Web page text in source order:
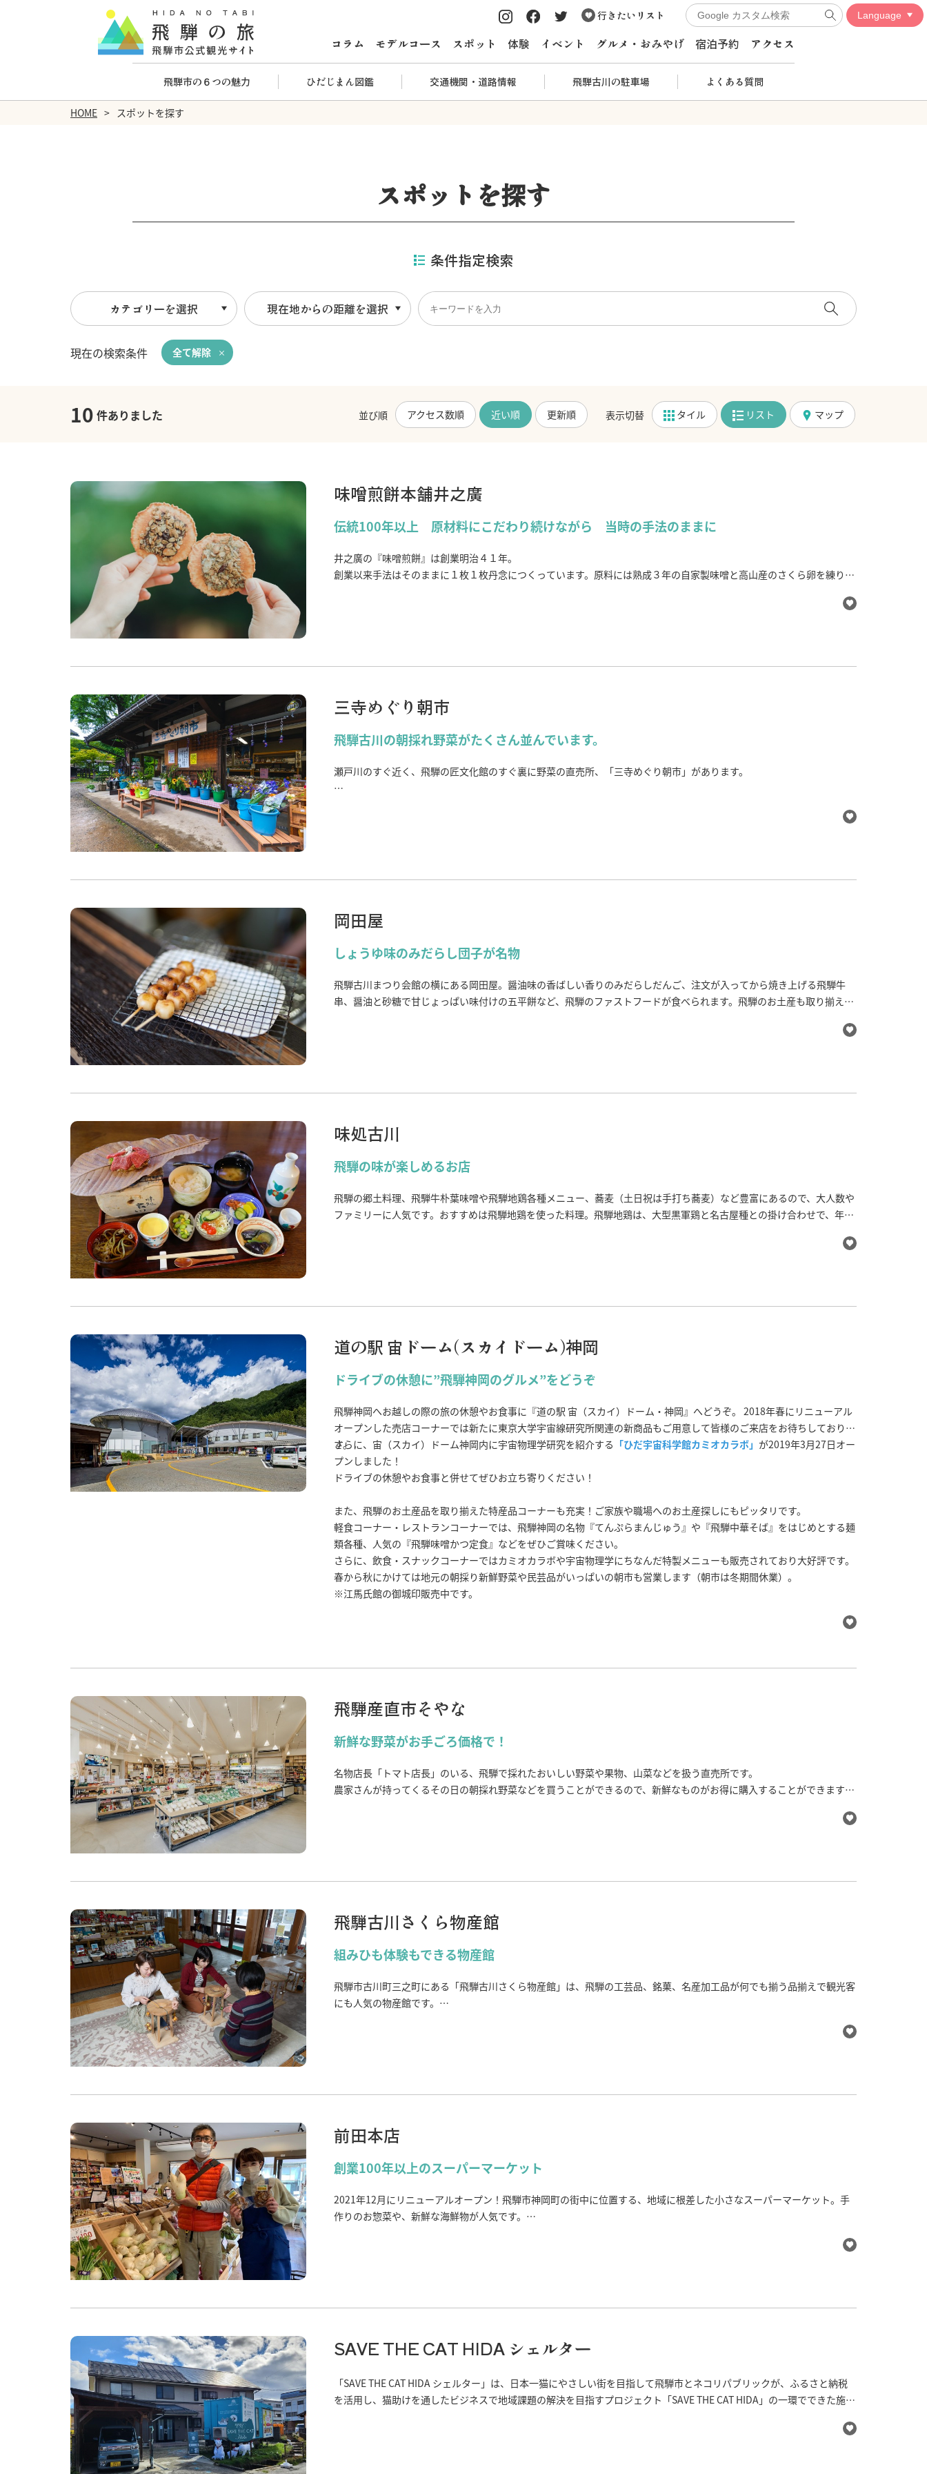
行きたいリスト
コラム モデルコース スポット 体験 イベント グルメ・おみやげ 宿泊予約 アクセス
飛騨市の６つの魅力 ひだじまん図鑑 交通機関・道路情報 飛騨古川の駐車場 よくある質問
HOME スポットを探す
スポットを探す
条件指定検索
カテゴリーを選択 現在地からの距離を選択
現在の検索条件 全て解除
10 件ありました 並び順 アクセス数順 近い順 更新順 表示切替 タイル リスト マップ
味噌煎餅本舗井之廣
伝統100年以上 原材料にこだわり続けながら 当時の手法のままに
井之廣の『味噌煎餅』は創業明治４１年。
創業以来手法はそのままに１枚１枚丹念につくっています。原料には熟成３年の自家製味噌と高山産のさくら卵を練りこ
ぱりぱりと心地よい音をたてながら口の中で割れる煎餅はその土地土地の風土を偲ばせる優しさがありますが、味噌煎餅
三寺めぐり朝市
飛騨古川の朝採れ野菜がたくさん並んでいます。
瀬戸川のすぐ近く、飛騨の匠文化館のすぐ裏に野菜の直売所、「三寺めぐり朝市」があります。
岡田屋
しょうゆ味のみだらし団子が名物
飛騨古川まつり会館の横にある岡田屋。醤油味の香ばしい香りのみだらしだんご、注文が入ってから焼き上げる飛騨牛
串、醤油と砂糖で甘じょっぱい味付けの五平餅など、飛騨のファストフードが食べられます。飛騨のお土産も取り揃えて
味処古川
飛騨の味が楽しめるお店
飛騨の郷土料理、飛騨牛朴葉味噌や飛騨地鶏各種メニュー、蕎麦（土日祝は手打ち蕎麦）など豊富にあるので、大人数や
ファミリーに人気です。おすすめは飛騨地鶏を使った料理。飛騨地鶏は、大型黒軍鶏と名古屋種との掛け合わせで、年間
道の駅 宙ドーム(スカイドーム)神岡
ドライブの休憩に”飛騨神岡のグルメ”をどうぞ
飛騨神岡へお越しの際の旅の休憩やお食事に『道の駅 宙（スカイ）ドーム・神岡』へどうぞ。 2018年春にリニューアル
オープンした売店コーナーでは新たに東京大学宇宙線研究所関連の新商品もご用意して皆様のご来店をお待ちしておりま
す。
さらに、宙（スカイ）ドーム神岡内に宇宙物理学研究を紹介する 「ひだ宇宙科学館カミオカラボ」 が2019年3月27日オー
プンしました！
ドライブの休憩やお食事と併せてぜひお立ち寄りください！
また、飛騨のお土産品を取り揃えた特産品コーナーも充実！ご家族や職場へのお土産探しにもピッタリです。
軽食コーナー・レストランコーナーでは、飛騨神岡の名物『てんぷらまんじゅう』や『飛騨中華そば』をはじめとする麺
類各種、人気の『飛騨味噌かつ定食』などをぜひご賞味ください。
さらに、飲食・スナックコーナーではカミオカラボや宇宙物理学にちなんだ特製メニューも販売されており大好評です。
春から秋にかけては地元の朝採り新鮮野菜や民芸品がいっぱいの朝市も営業します（朝市は冬期間休業）。
※江馬氏館の御城印販売中です。
飛騨産直市そやな
新鮮な野菜がお手ごろ価格で！
名物店長「トマト店長」のいる、飛騨で採れたおいしい野菜や果物、山菜などを扱う直売所です。
農家さんが持ってくるその日の朝採れ野菜などを買うことができるので、新鮮なものがお得に購入することができます
飛騨古川さくら物産館
組みひも体験もできる物産館
飛騨市古川町三之町にある「飛騨古川さくら物産館」は、飛騨の工芸品、銘菓、名産加工品が何でも揃う品揃えで観光客
にも人気の物産館です。
前田本店
創業100年以上のスーパーマーケット
2021年12月にリニューアルオープン！飛騨市神岡町の街中に位置する、地域に根差した小さなスーパーマーケット。手
作りのお惣菜や、新鮮な海鮮物が人気です。
SAVE THE CAT HIDA シェルター
「SAVE THE CAT HIDA シェルター」は、日本一猫にやさしい街を目指して飛騨市とネコリパブリックが、ふるさと納税
を活用し、猫助けを通したビジネスで地域課題の解決を目指すプロジェクト「SAVE THE CAT HIDA」の一環でできた施設